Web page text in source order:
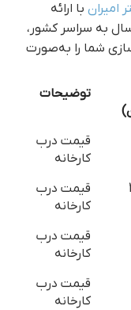
امیران با ارائه
به سراسر کشور،
شما را به‌صورت
توضیحات
قیمت درب
کارخانه
قیمت درب
کارخانه
قیمت درب
کارخانه
قیمت درب
کارخانه